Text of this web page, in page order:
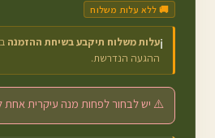
🚚 ללא עלות משלוח
ℹ️עלות משלוח תיקבע בשיחת ההזמנה
ההגעה הנדרשת.
⚠️ יש לבחור לפחות מנה עיקרית אחת